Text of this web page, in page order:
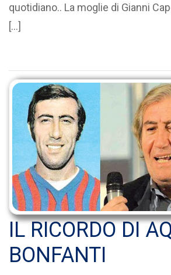
quotidiano.. La moglie di Gianni
[…]
IL RICORDO DI
BONFANTI